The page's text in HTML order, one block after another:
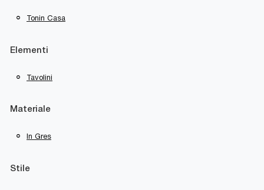
Tonin Casa
Elementi
Tavolini
Materiale
In Gres
Stile